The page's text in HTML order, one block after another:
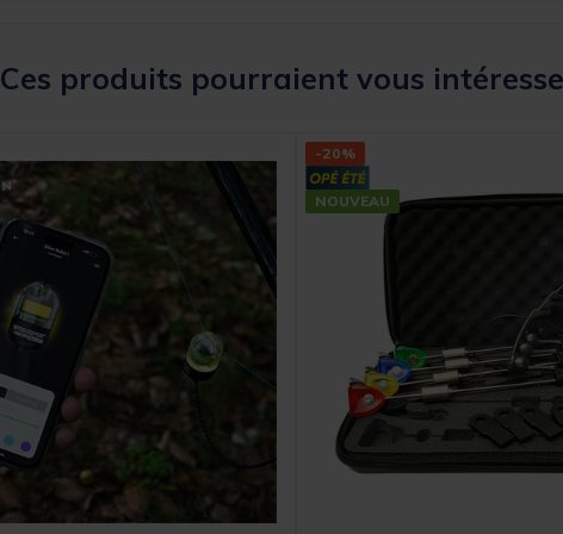
Ces produits pourraient vous
-20%
NOUVEAU